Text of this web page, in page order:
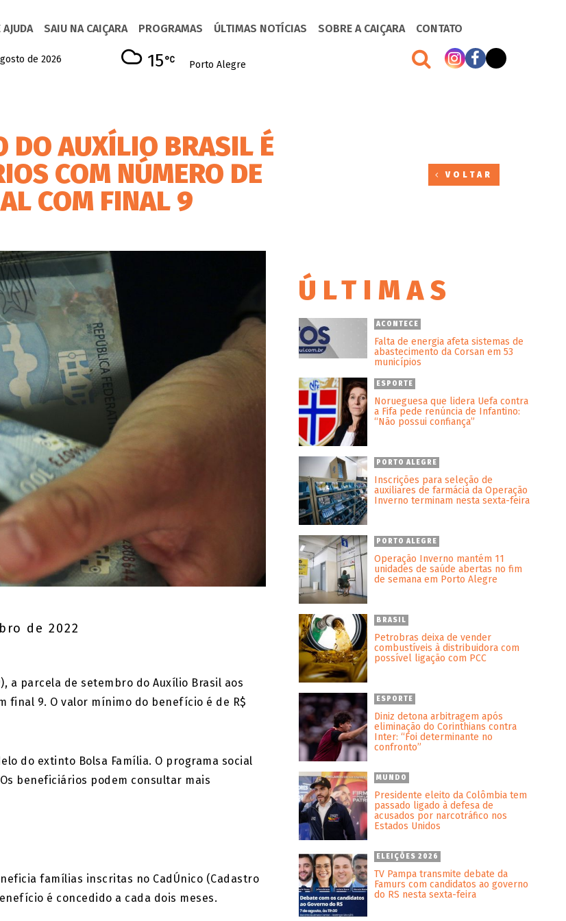
AJUDA SAIU NA CAIÇARA PROGRAMAS ÚLTIMAS NOTÍCIAS SOBRE A CAIÇARA CONTATO
de 2026 Porto Alegre
15
VOLTAR
DO AUXÍLIO BRASIL É
COM NÚMERO DE
COM FINAL 9
de 2022
a parcela de setembro do Auxílio Brasil aos
final 9. O valor mínimo do benefício é de R$
do extinto Bolsa Família. O programa social
beneficiários podem consultar mais
famílias inscritas no CadÚnico (Cadastro
é concedido a cada dois meses.
ÚLTIMAS
ACONTECE
Falta de energia afeta sistemas de
abastecimento da Corsan em 53
municípios
ESPORTE
Norueguesa que lidera Uefa contra
a Fifa pede renúncia de Infantino:
“Não possui confiança”
PORTO ALEGRE
Inscrições para seleção de
auxiliares de farmácia da Operação
Inverno terminam nesta sexta-feira
PORTO ALEGRE
Operação Inverno mantém 11
unidades de saúde abertas no fim
de semana em Porto Alegre
BRASIL
Petrobras deixa de vender
combustíveis à distribuidora com
possível ligação com PCC
ESPORTE
Diniz detona arbitragem após
eliminação do Corinthians contra
Inter: “Foi determinante no
confronto”
MUNDO
Presidente eleito da Colômbia tem
passado ligado à defesa de
acusados por narcotráfico nos
Estados Unidos
ELEIÇÕES 2026
TV Pampa transmite debate da
Famurs com candidatos ao governo
do RS nesta sexta-feira